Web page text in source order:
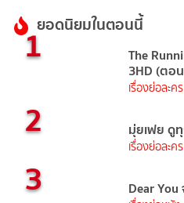
ยอดนิยมในตอนนี้
1 The
3HD (ตอ
เรื่องย่อละคร
2 มุ่ยเฟย ดู
เรื่องย่อละคร
3 Dear